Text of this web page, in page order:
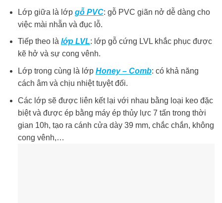
Lớp giữa là lớp gỗ PVC: gỗ PVC giãn nở dễ dàng cho
việc mài nhẵn và đục lỗ.
Tiếp theo là lớp LVL: lớp gỗ cứng LVL khắc phục được
kẽ hở và sự cong vênh.
Lớp trong cùng là lớp Honey – Comb: có khả năng
cách âm và chịu nhiệt tuyệt đối.
Các lớp sẽ được liên kết lại với nhau bằng loại keo đặc
biệt và được ép bằng máy ép thủy lực 7 tấn trong thời
gian 10h, tạo ra cánh cửa dày 39 mm, chắc chắn, không
cong vênh,…